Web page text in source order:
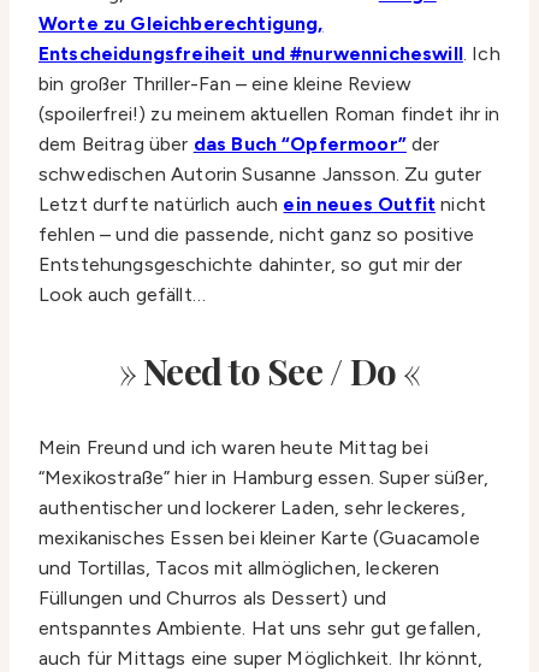
Worte zu Gleichberechtigung,
Entscheidungsfreiheit und #nurwennicheswill. Ich
bin großer Thriller-Fan – eine kleine Review
(spoilerfrei!) zu meinem aktuellen Roman findet ihr in
dem Beitrag über das Buch “Opfermoor”der
schwedischen Autorin Susanne Jansson. Zu guter
Letzt durfte natürlich auch ein neues Outfit nicht
fehlen – und die passende, nicht ganz so positive
Entstehungsgeschichte dahinter, so gut mir der
Look auch gefällt…
»Need to See / Do«
Mein Freund und ich waren heute Mittag bei
“Mexikostraße” hier in Hamburg essen. Super süßer,
authentischer und lockerer Laden, sehr leckeres,
mexikanisches Essen bei kleiner Karte (Guacamole
und Tortillas, Tacos mit allmöglichen, leckeren
Füllungen und Churros als Dessert) und
entspanntes Ambiente. Hat uns sehr gut gefallen,
auch für Mittags eine super Möglichkeit. Ihr könnt,